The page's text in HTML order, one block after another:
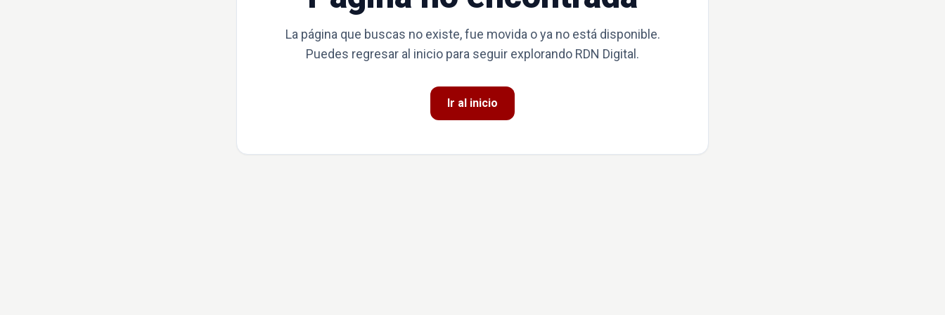
La página que buscas no existe, fue movida o ya no está disponible.
Puedes regresar al inicio para seguir explorando RDN Digital.
Ir al inicio